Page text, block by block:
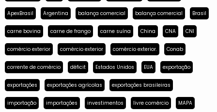
ApexBrasil Argentina balança comercial balança comercial Brasil
carne bovina carne de frango carne suína China CNA CNI
comércio exterior comércio exterior comércio exterior. Conab
corrente de comércio déficit Estados Unidos EUA exportação
exportações exportações agrícolas exportações brasileiras
importação importações investimentos livre comércio MAPA